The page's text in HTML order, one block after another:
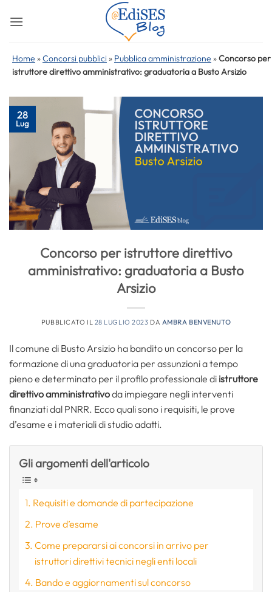
Home »Concorsi pubblici » Pubblica amministrazione »Concorso per
istruttore direttivo amministrativo: graduatoria a Busto Arsizio
28
Lug
Concorso per istruttore direttivo
amministrativo: graduatoria a Busto
Arsizio
PUBBLICATO IL 28 LUGLIO 2023 DA AMBRA BENVENUTO
Il comune di Busto Arsizio ha bandito un concorso per la
formazione di una graduatoria per assunzioni a tempo
pieno e determinato per il profilo professionale di istruttore
direttivo amministrativoda impiegare negli interventi
finanziati dal PNRR. Ecco quali sono i requisiti, le prove
d’esame e i materiali di studio adatti.
Gli argomenti dell'articolo
Requisiti e domande di partecipazione
Prove d’esame
Come prepararsi ai concorsi in arrivo per
istruttori direttivi tecnici negli enti locali
Bando e aggiornamenti sul concorso